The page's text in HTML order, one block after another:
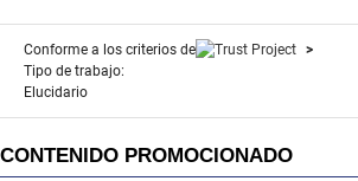
Conforme a los criterios de
Tipo de trabajo:
Elucidario